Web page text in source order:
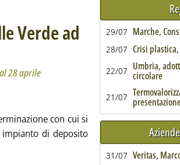
Verde ad
22 al 28 aprile
28 aprile
con cui si
di deposito
tutta la notizia: 'Biometano, archiviato il
29/07 Marche,
28/07 Crisi
22/07 Umbria,
circolare
21/07
31/07 Veritas,